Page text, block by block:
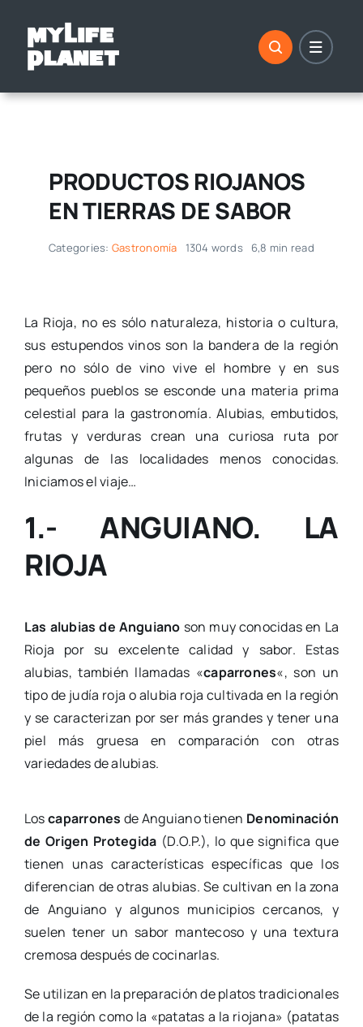
contenido
PRODUCTOS RIOJANOS
EN TIERRAS DE SABOR
Categories: Gastronomía 1304 words 6,8 min read
La Rioja, no es sólo naturaleza, historia o cultura,
sus estupendos vinos son la bandera de la región
pero no sólo de vino vive el hombre y en sus
pequeños pueblos se esconde una materia prima
celestial para la gastronomía. Alubias, embutidos,
frutas y verduras crean una curiosa ruta por
algunas de las localidades menos conocidas.
Iniciamos el viaje…
1.- ANGUIANO. LA
RIOJA
Las alubias de Anguiano son muy conocidas en La
Rioja por su excelente calidad y sabor. Estas
alubias, también llamadas «caparrones«, son un
tipo de judía roja o alubia roja cultivada en la región
y se caracterizan por ser más grandes y tener una
piel más gruesa en comparación con otras
variedades de alubias.
Loscaparrones de Anguiano tienen Denominación
de Origen Protegida (D.O.P.), lo que significa que
tienen unas características específicas que los
diferencian de otras alubias. Se cultivan en la zona
de Anguiano y algunos municipios cercanos, y
suelen tener un sabor mantecoso y una textura
cremosa después de cocinarlas.
Se utilizan en la preparación de platos tradicionales
de la región como la «patatas a la riojana» (patatas